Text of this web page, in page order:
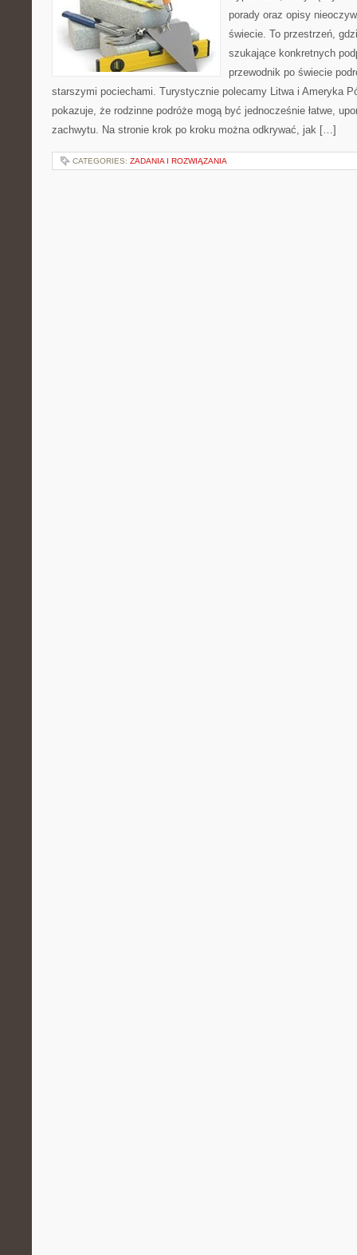
porady oraz opisy
świecie. To przestrzeń,
szukające konkretnych
przewodnik po świecie
starszymi pociechami. Turystycznie polecamy Litwa i Ameryka
pokazuje, że rodzinne podróże mogą być jednocześnie łatwe,
zachwytu. Na stronie krok po kroku można odkrywać, jak […]
CATEGORIES: ZADANIA I ROZWIĄZANIA